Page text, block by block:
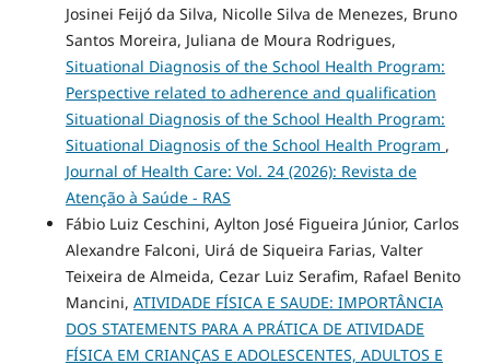
Josinei Feijó da Silva, Nicolle Silva de Menezes, Bruno
Santos Moreira, Juliana de Moura Rodrigues,
Situational Diagnosis of the School Health Program:
Perspective related to adherence and qualification
Situational Diagnosis of the School Health Program:
Situational Diagnosis of the School Health Program ,
Journal of Health Care: Vol. 24 (2026): Revista de
Atenção à Saúde - RAS
Fábio Luiz Ceschini, Aylton José Figueira Júnior, Carlos
Alexandre Falconi, Uirá de Siqueira Farias, Valter
Teixeira de Almeida, Cezar Luiz Serafim, Rafael Benito
Mancini, ATIVIDADE FÍSICA E SAUDE: IMPORTÂNCIA
DOS STATEMENTS PARA A PRÁTICA DE ATIVIDADE
FÍSICA EM CRIANÇAS E ADOLESCENTES, ADULTOS E